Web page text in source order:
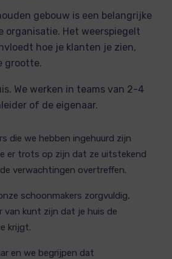
gebouw is een belangrijke
organisatie. Het weerspiegelt
hoe je klanten je zien,
grootte.
We werken in teams van 2-4
of de eigenaar.
die we hebben ingehuurd zijn
er trots op zijn dat ze uitstekend
verwachtingen overtreffen.
schoonmakers zorgvuldig,
van kunt zijn dat je huis de
krijgt.
en we begrijpen dat